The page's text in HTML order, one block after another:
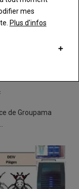
de Groupama
mes
Plus d'infos